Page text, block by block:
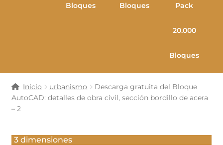
Bloques Bloques Pack
20.000
Bloques
Inicio urbanismo
Descarga gratuita del Bloque
AutoCAD: detalles de obra civil, sección bordillo de acera
– 2
3 dimensiones